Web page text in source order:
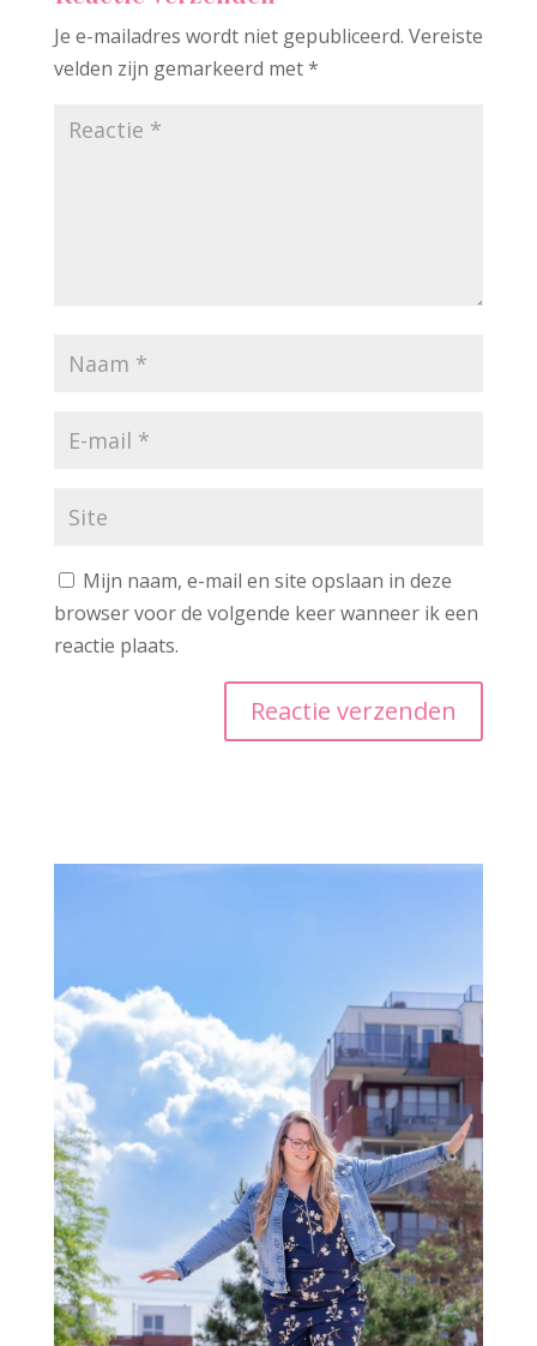
Je e-mailadres wordt niet gepubliceerd. Vereiste
velden zijn gemarkeerd met*
Mijn naam, e-mail en site opslaan in deze
browser voor de volgende keer wanneer ik een
reactie plaats.
i
v
e
: